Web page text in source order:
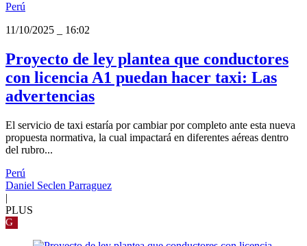
Perú
11/10/2025
16:02
Proyecto de ley plantea que conductores
con licencia A1 puedan hacer taxi: Las
advertencias
El servicio de taxi estaría por cambiar por completo ante esta nueva
propuesta normativa, la cual impactará en diferentes aéreas dentro
del rubro...
Perú
Daniel Seclen Parraguez
|
PLUS
G